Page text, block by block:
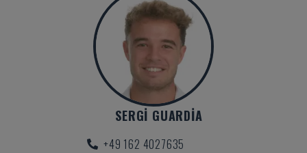
SERGI GUARDIA
+49 162 4027635